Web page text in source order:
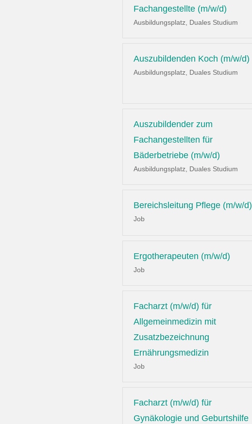
Fachangestellte (m/w/d)
Ausbildungsplatz, Duales Studium
Auszubildenden Koch (m/w/d)
Ausbildungsplatz, Duales Studium
Auszubildender zum
Fachangestellten für
Bäderbetriebe (m/w/d)
Ausbildungsplatz, Duales Studium
Bereichsleitung Pflege (m/w/d)
Job
Ergotherapeuten (m/w/d)
Job
Facharzt (m/w/d) für
Allgemeinmedizin mit
Zusatzbezeichnung
Ernährungsmedizin
Job
Facharzt (m/w/d) für
Gynäkologie und Geburtshilfe